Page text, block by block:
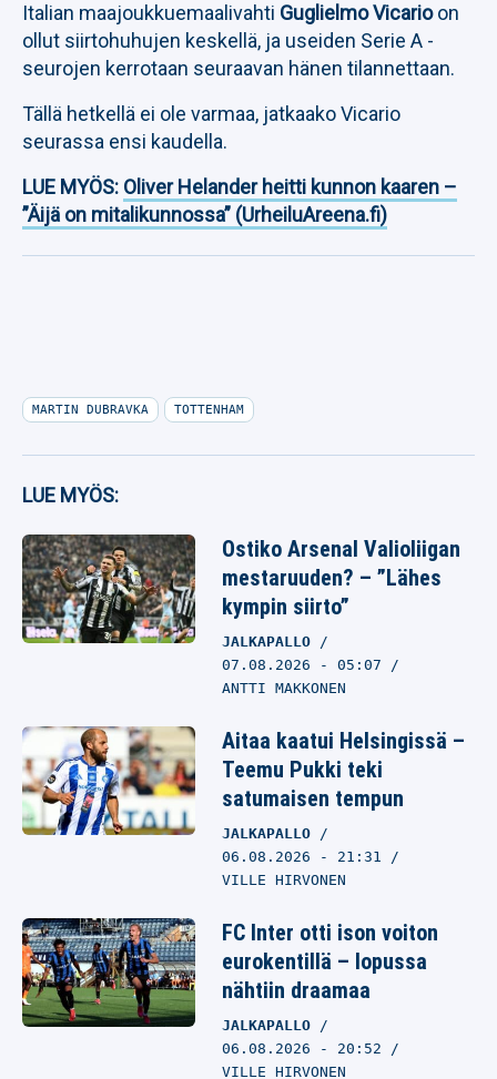
Italian maajoukkuemaalivahti Guglielmo Vicarioon
ollut siirtohuhujen keskellä, ja useiden Serie A -
seurojen kerrotaan seuraavan hänen tilannettaan.
Tällä hetkellä ei ole varmaa, jatkaako Vicario
seurassa ensi kaudella.
LUE MYÖS: Oliver Helander heitti kunnon kaaren –
”Äijä on mitalikunnossa” (UrheiluAreena.fi)
MARTIN DUBRAVKA TOTTENHAM
LUE MYÖS:
Ostiko Arsenal Valioliigan
mestaruuden? – ”Lähes
kympin siirto”
JALKAPALLO
07.08.2026 - 05:07
ANTTI MAKKONEN
Aitaa kaatui Helsingissä –
Teemu Pukki teki
satumaisen tempun
JALKAPALLO
06.08.2026 - 21:31
VILLE HIRVONEN
FC Inter otti ison voiton
eurokentillä – lopussa
nähtiin draamaa
JALKAPALLO
06.08.2026 - 20:52
VILLE HIRVONEN